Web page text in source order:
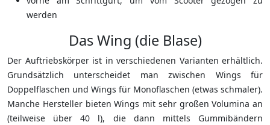
werden
Das Wing (die Blase)
Der Auftriebskörper ist in verschiedenen Varianten erhältlich.
Grundsätzlich unterscheidet man zwischen Wings für
Doppelflaschen und Wings für Monoflaschen (etwas schmaler).
Manche Hersteller bieten Wings mit sehr großen Volumina an
(teilweise über 40 l), die dann mittels Gummibändern